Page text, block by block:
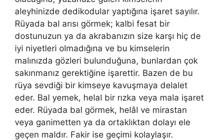
aleyhinizde dedikodular yaptığına işaret sayılır.
Rüyada bal arısı görmek; kalbi fesat bir
dostunuzun ya da akrabanızın size karşı hiç de
iyi niyetleri olmadığına ve bu kimselerin
malınızda gözleri bulunduğuna, bunlardan çok
sakınmanız gerektiğine işarettir. Bazen de bu
rüya sevdiği bir kimseye kavuşmaya delalet
eder. Bal yemek, helal bir rızka veya mala işaret
eder. Rüyada bal görmek, helâl ve mirastan
veya ganimetten ya da ortaklıktan dolayı ele
geçen maldır. Fakir ise geçimi kolaylaşır.